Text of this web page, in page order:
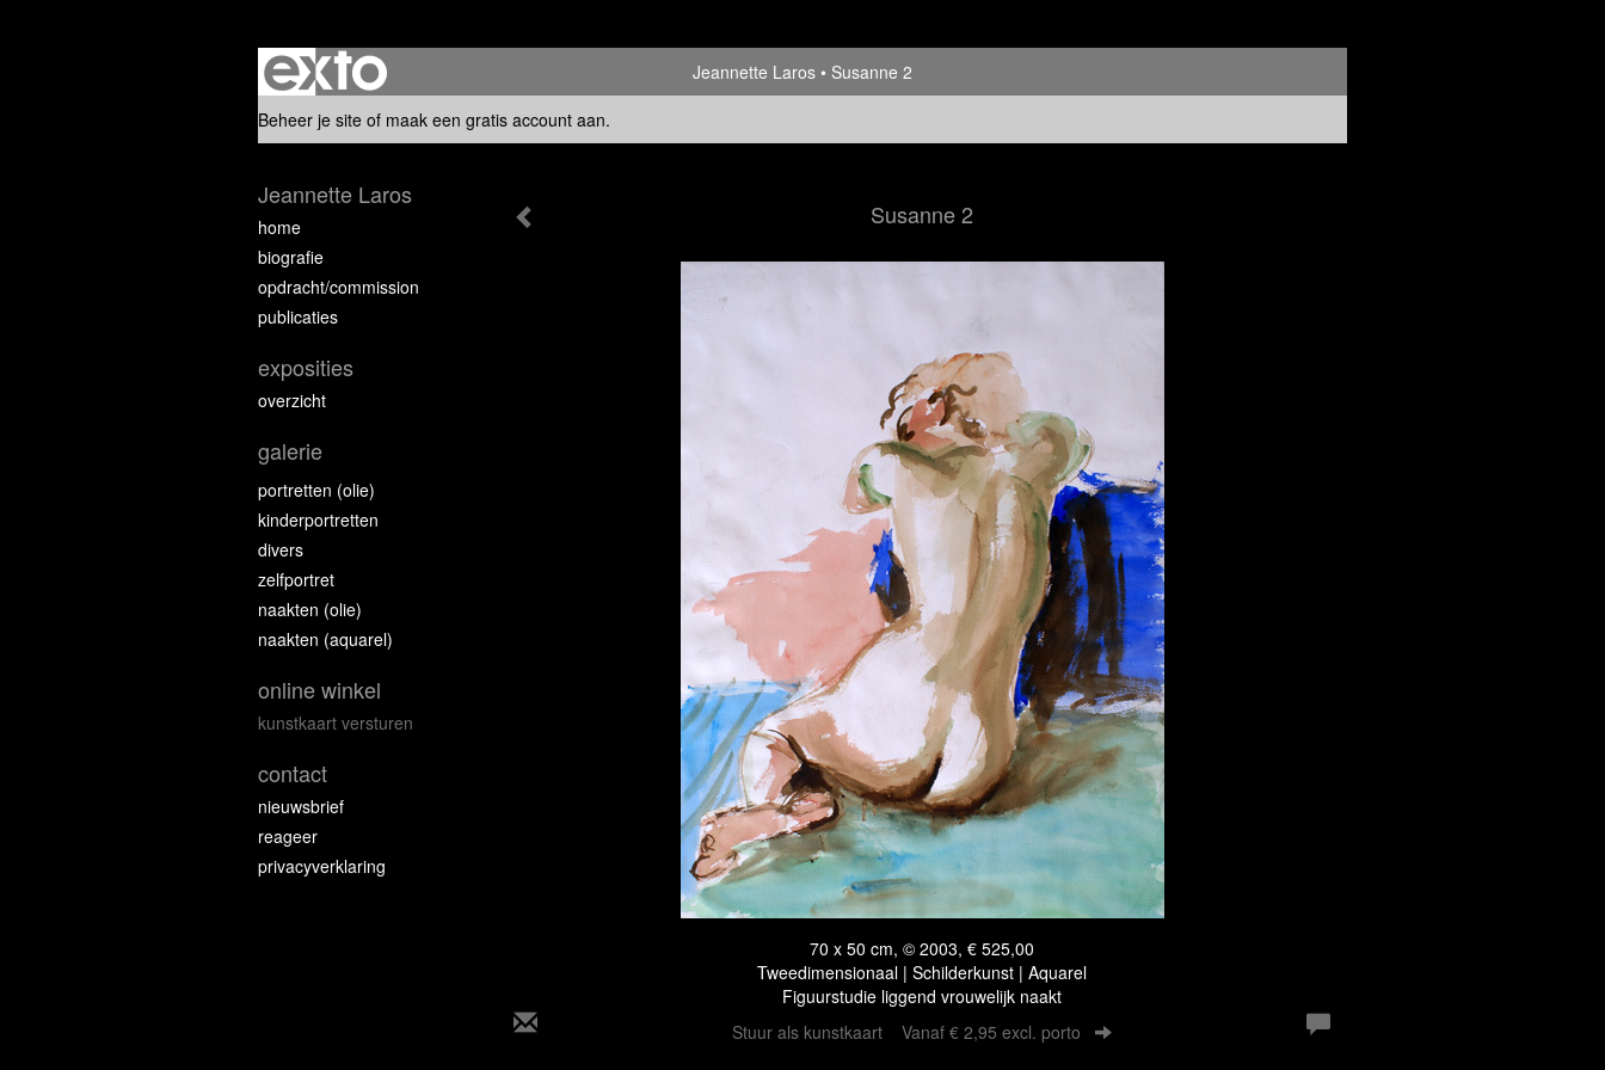
Jeannette Laros
Susanne 2
Beheer je site of maak een gratis account aan.
Susanne 2
70 x 50 cm, © 2003, € 525,00
Tweedimensionaal | Schilderkunst | Aquarel
Figuurstudie liggend vrouwelijk naakt
Stuur als kunstkaart Vanaf € 2,95 excl. porto
Jeannette Laros
home
biografie
opdracht/commission
publicaties
exposities
overzicht
galerie
portretten (olie)
kinderportretten
divers
zelfportret
naakten (olie)
naakten (aquarel)
online winkel
kunstkaart versturen
contact
nieuwsbrief
reageer
privacyverklaring